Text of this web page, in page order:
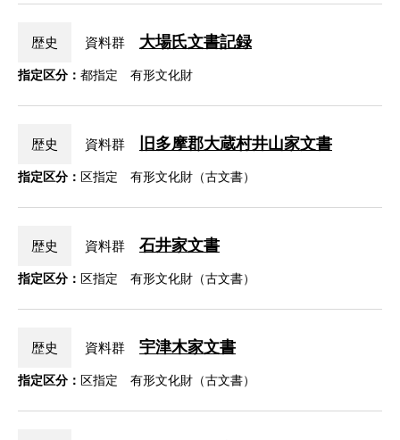
歴史 資料群 大場氏文書記録
指定区分： 都指定 有形文化財
歴史 資料群 旧多摩郡大蔵村井山家文書
指定区分： 区指定 有形文化財（古文書）
歴史 資料群 石井家文書
指定区分： 区指定 有形文化財（古文書）
歴史 資料群 宇津木家文書
指定区分： 区指定 有形文化財（古文書）